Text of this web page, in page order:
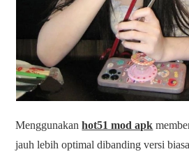
Menggunakanhot51 mod apk
jauh lebih optimal dibanding versi